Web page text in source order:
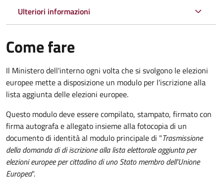
Ulteriori informazioni
Come fare
Il Ministero dell'interno ogni volta che si svolgono le elezioni
europee mette a disposizione un modulo per l'iscrizione alla
lista aggiunta delle elezioni europee.
Questo modulo deve essere compilato, stampato, firmato con
firma autografa e allegato insieme alla fotocopia di un
documento di identità al modulo principale di "Trasmissione
della domanda di di iscrizione alla lista elettorale aggiunta per
elezioni europee per cittadino di uno Stato membro dell'Unione
Europea".